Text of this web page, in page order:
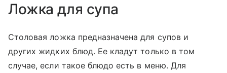
Ложка для супа
Столовая ложка предназначена для супов и
других жидких блюд. Ее кладут только в том
случае, если такое блюдо есть в меню. Для